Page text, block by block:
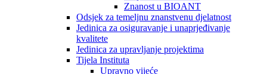
Znanost u BIOANT
Odsjek za temeljnu znanstvenu djelatnost
Jedinica za osiguravanje i unaprjeđivanje
kvalitete
Jedinica za upravljanje projektima
Tijela Instituta
Upravno vijeće